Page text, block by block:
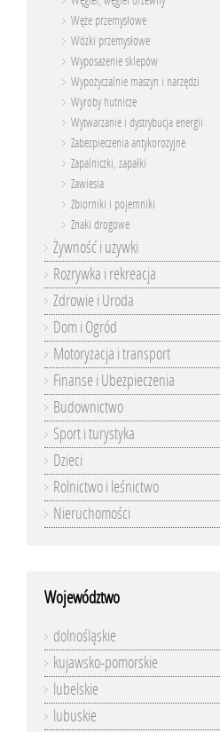
Węże przemysłowe
Wózki przemysłowe
Wyposażenie sklepów
Wypożyczalnie maszyn i narzędzi
Wyroby hutnicze
Wytwarzanie i dystrybucja energii
Zabezpieczenia antykorozyjne
Zapalniczki, zapałki
Zawiesia
Zbiorniki i pojemniki
Znaki drogowe
Żywność i używki
Rozrywka i rekreacja
Zdrowie i Uroda
Dom i Ogród
Motoryzacja i transport
Finanse i Ubezpieczenia
Budownictwo
Sport i turystyka
Dzieci
Rolnictwo i leśnictwo
Nieruchomości
Województwo
dolnośląskie
kujawsko-pomorskie
lubelskie
lubuskie